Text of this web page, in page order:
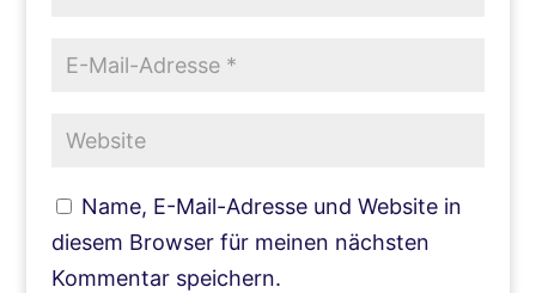
Name, E-Mail-Adresse und Website in
diesem Browser für meinen nächsten
Kommentar speichern.